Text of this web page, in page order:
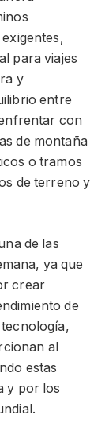
para viajes
y
entre
con
de montaña
o tramos
de terreno y
de las
ya que
crear
de
al
estas
y por los